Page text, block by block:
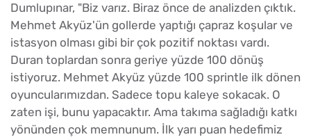
Dumlupınar, "Biz varız. Biraz önce de analizden çıktık.
Mehmet Akyüz'ün gollerde yaptığı çapraz koşular ve
istasyon olması gibi bir çok pozitif noktası vardı.
Duran toplardan sonra geriye yüzde 100 dönüş
istiyoruz. Mehmet Akyüz yüzde 100 sprintle ilk dönen
oyuncularımızdan. Sadece topu kaleye sokacak. O
zaten işi, bunu yapacaktır. Ama takıma sağladığı katkı
yönünden çok memnunum. İlk yarı puan hedefimiz